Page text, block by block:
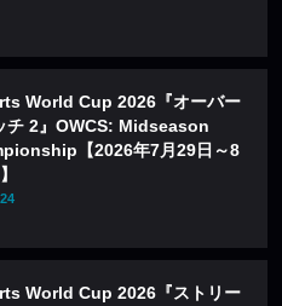
World Cup 2026『オーバー
チ 2』OWCS: Midseason
【2026年7月29日～8
World Cup 2026『ストリー